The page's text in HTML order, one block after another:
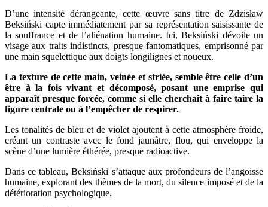
D’une intensité dérangeante, cette œuvre sans titre de Zdzisław
Beksiński capte immédiatement par sa représentation saisissante de
la souffrance et de l’aliénation humaine. Ici, Beksiński dévoile un
visage aux traits indistincts, presque fantomatiques, emprisonné par
une main squelettique aux doigts longilignes et noueux.
La texture de cette main, veinée et striée, semble être celle d’un
être à la fois vivant et décomposé, posant une emprise qui
apparaît presque forcée, comme si elle cherchait à faire taire la
figure centrale ou à l’empêcher de respirer.
Les tonalités de bleu et de violet ajoutent à cette atmosphère froide,
créant un contraste avec le fond jaunâtre, flou, qui enveloppe la
scène d’une lumière éthérée, presque radioactive.
Dans ce tableau, Beksiński s’attaque aux profondeurs de l’angoisse
humaine, explorant des thèmes de la mort, du silence imposé et de la
détérioration psychologique.